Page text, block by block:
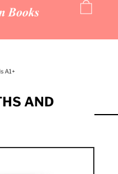
A1+
AND